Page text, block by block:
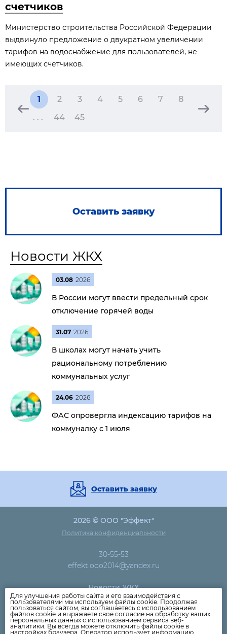
счетчиков
Министерство строительства Российской Федерации
выдвинуло предложение о двукратном увеличении
тарифов на водоснабжение для пользователей, не
имеющих счетчиков.
1 2 3 4 5 6 7
8
. . .
44 45
Оставить заявку
Новости ЖКХ
03.08 2026
В России могут ввести предельный срок
отключение горячей воды
31.07 2026
В школах могут начать учить
рациональному потреблению
коммунальных услуг
24.06 2026
ФАС опровергла индексацию тарифов на
коммуналку с 1 июля
Оставить заявку
2026 © ООО "Эффект"
Политика конфиденциальности
30-55-53
effekt.ooo2014@yandex.ru
Новости ЖКХ
Новости компании
Как оплатить
Дома
Для улучшения работы сайта и его взаимодействия с
пользователями мы используем файлы cookie. Продолжая
пользоваться сайтом, вы соглашаетесь с использованием
файлов cookie и выражаете своё согласие на обработку ваших
персональных данных с использованием сервиса веб-
аналитики. Вы всегда можете отключить файлы cookie в
настройках браузера. Оператор использует информацию,